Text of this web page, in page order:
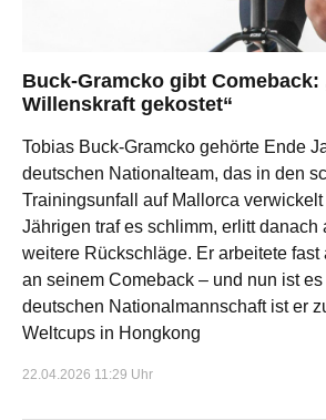
Buck-Gramcko gibt Comeback:
Willenskraft gekostet“
Tobias Buck-Gramcko gehörte Ende
deutschen Nationalteam, das in den
Trainingsunfall auf Mallorca
Jährigen traf es schlimm, erlitt danach
weitere Rückschläge. Er arbeitete fast
an seinem Comeback – und nun ist
deutschen Nationalmannschaft ist er
Weltcups in Hongkong
22.04.2026 11:29 Uhr